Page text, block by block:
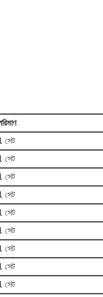
সেট
সেট
সেট
সেট
সেট
সেট
সেট
সেট
সেট